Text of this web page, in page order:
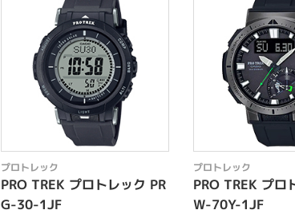
プロトレック
PRO TREK プロトレック PR
G-30-1JF
プロトレック
PRO TREK プロ
W-70Y-1JF